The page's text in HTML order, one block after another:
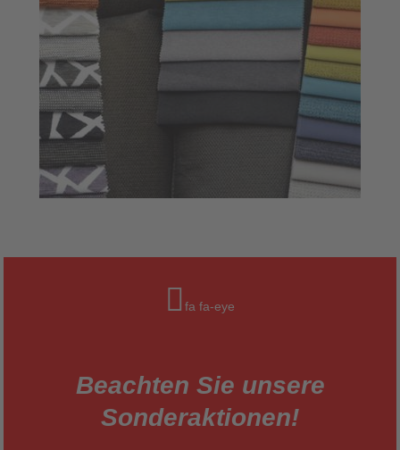
fa fa-eye
Beachten Sie unsere
Sonderaktionen!